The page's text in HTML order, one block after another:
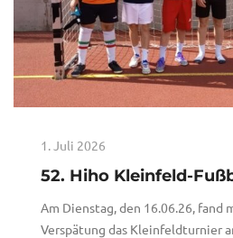
1. Juli 2026
52. Hiho Kleinfeld-
Am Dienstag, den 16.06.26, fand
Verspätung das Kleinfeldturnier